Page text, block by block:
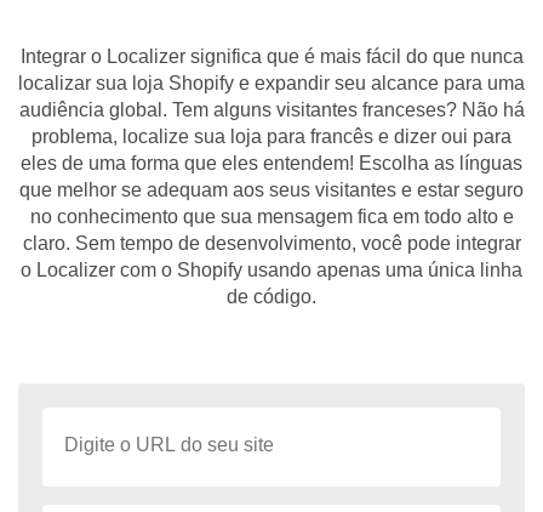
Integrar o Localizer significa que é mais fácil do que nunca
localizar sua loja Shopify e expandir seu alcance para uma
audiência global. Tem alguns visitantes franceses? Não há
problema, localize sua loja para francês e dizer oui para
eles de uma forma que eles entendem! Escolha as línguas
que melhor se adequam aos seus visitantes e estar seguro
no conhecimento que sua mensagem fica em todo alto e
claro. Sem tempo de desenvolvimento, você pode integrar
o Localizer com o Shopify usando apenas uma única linha
de código.